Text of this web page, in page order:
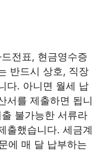
전표, 현금영수증
반드시 상호, 직장
다. 아니면 월세 납
서를 제출하면 됩니
불가능한 서류라
출했습니다. 세금계
에 매 달 납부하는